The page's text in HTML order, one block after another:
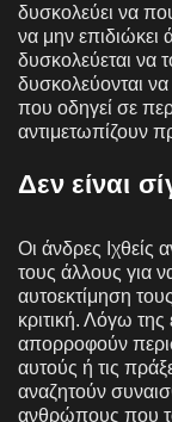
δυσκολεύει να
να μην επιδιώκει
δυσκολεύεται να
δυσκολεύονται
που οδηγεί σε
αντιμετωπίζουν
Δεν είναι
Οι άνδρες Ιχθείς
τους άλλους για
αυτοεκτίμηση
κριτική. Λόγω
απορροφούν
αυτούς ή τις
αναζητούν
ανθρώπους που